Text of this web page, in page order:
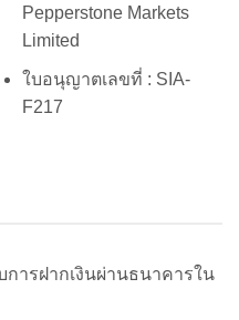
Pepperstone Markets
Limited
ใบอนุญาตเลขที่ : SIA-
F217
การฝากเงินผ่านธนาคารใน